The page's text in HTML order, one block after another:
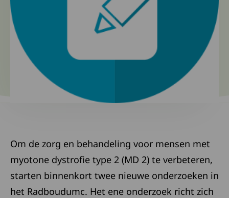
Om de zorg en behandeling voor mensen met
myotone dystrofie type 2 (MD 2) te verbeteren,
starten binnenkort twee nieuwe onderzoeken in
het Radboudumc. Het ene onderzoek richt zich